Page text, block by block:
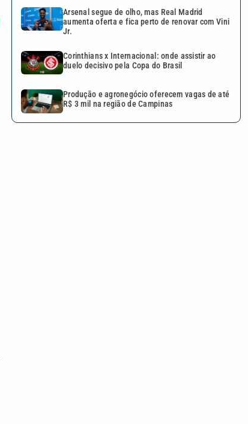
Arsenal segue de olho, mas Real Madrid
aumenta oferta e fica perto de renovar com Vini
Jr.
Corinthians x Internacional: onde assistir ao
duelo decisivo pela Copa do Brasil
Produção e agronegócio oferecem vagas de até
R$ 3 mil na região de Campinas